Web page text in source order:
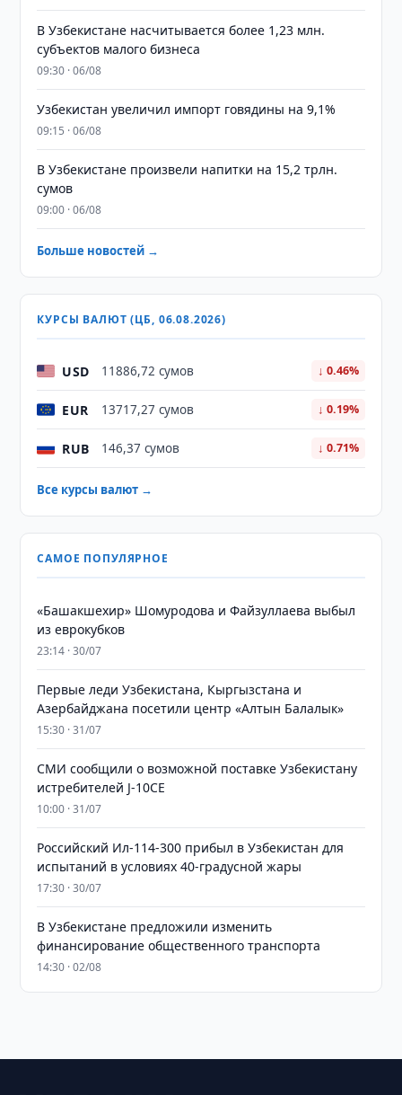
В Узбекистане насчитывается более 1,23 млн.
субъектов малого бизнеса
09:30 · 06/08
Узбекистан увеличил импорт говядины на 9,1%
09:15 · 06/08
В Узбекистане произвели напитки на 15,2 трлн.
сумов
09:00 · 06/08
Больше новостей →
КУРСЫ ВАЛЮТ (ЦБ, 06.08.2026)
USD 11886,72 сумов ↓ 0.46%
EUR 13717,27 сумов ↓ 0.19%
RUB 146,37 сумов ↓ 0.71%
Все курсы валют →
САМОЕ ПОПУЛЯРНОЕ
«Башакшехир» Шомуродова и Файзуллаева выбыл
из еврокубков
23:14 · 30/07
Первые леди Узбекистана, Кыргызстана и
Азербайджана посетили центр «Алтын Балалык»
15:30 · 31/07
СМИ сообщили о возможной поставке Узбекистану
истребителей J-10CE
10:00 · 31/07
Российский Ил-114-300 прибыл в Узбекистан для
испытаний в условиях 40-градусной жары
17:30 · 30/07
В Узбекистане предложили изменить
финансирование общественного транспорта
14:30 · 02/08